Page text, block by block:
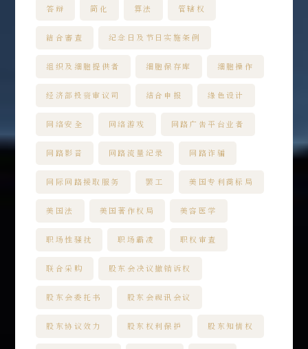
答辩 简化 算法 管辖权
結合審查 纪念日及节日实施条例
组织及细胞提供者 细胞保存库 细胞操作
经济部投资审议司 结合申报 绿色设计
网络安全 网络游戏 网路广告平台业者
网路影音 网路流量纪录 网路诈骗
网际网路接取服务 罢工 美国专利商标局
美国法 美国著作权局 美容医学
职场性骚扰 职场霸凌 职权审查
联合采购 股东会决议撤销诉权
股东会委托书 股东会视讯会议
股东协议效力 股东权利保护 股东知情权